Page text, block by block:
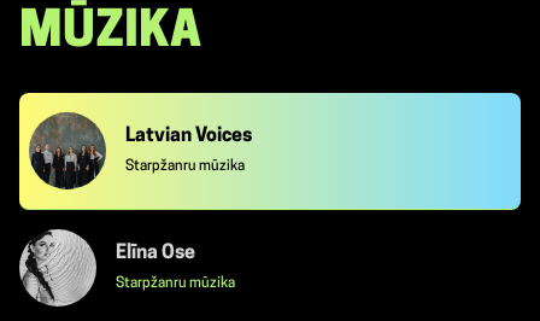
MŪZIKA
Latvian Voices
Starpžanru mūzika
Elīna Ose
Starpžanru mūzika